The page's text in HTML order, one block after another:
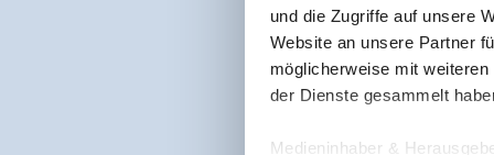
und die Zugriffe auf unsere
Website an unsere Partner
möglicherweise mit
der Dienste gesammelt
Medieninhaber &